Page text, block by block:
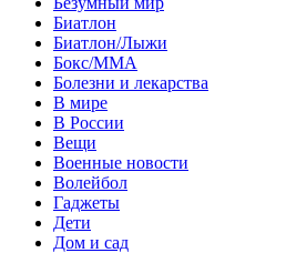
Биатлон
Биатлон/Лыжи
Бокс/MMA
Болезни и лекарства
В мире
В России
Вещи
Военные новости
Волейбол
Гаджеты
Дети
Дом и сад